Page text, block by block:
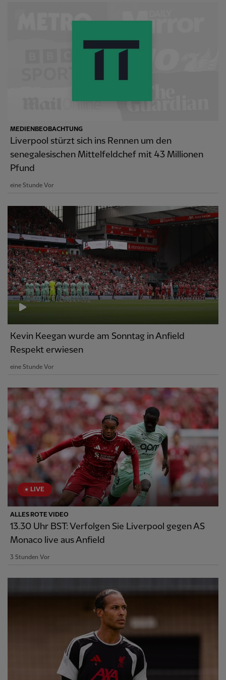
MEDIENBEOBACHTUNG
Liverpool stürzt sich ins Rennen um den
senegalesischen Mittelfeldchef mit 43 Millionen
Pfund
eine Stunde Vor
Kevin Keegan wurde am Sonntag in Anfield
Respekt erwiesen
eine Stunde Vor
LIVE
ALLES ROTE VIDEO
13.30 Uhr BST: Verfolgen Sie Liverpool gegen AS
Monaco live aus Anfield
3 Stunden Vor